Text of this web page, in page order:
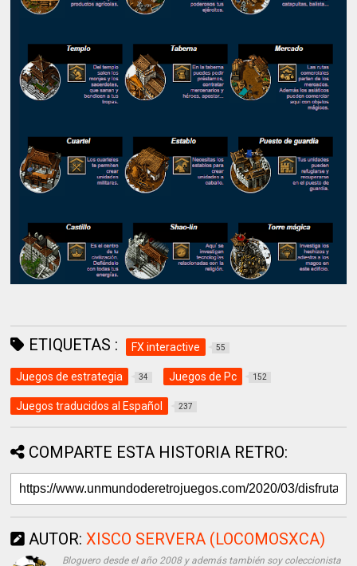
ETIQUETAS : FX interactive 55
Juegos de estrategia 34 Juegos de Pc 152
Juegos traducidos al Español 237
COMPARTE ESTA HISTORIA RETRO:
AUTOR: XISCO SERVERA (LOCOMOSXCA)
Bloguero desde el año 2008 y además también soy coleccionista